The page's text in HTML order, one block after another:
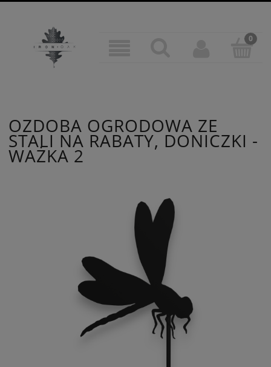
OZDOBA OGRODOWA ZE
STALI NA RABATY, DONICZKI -
WAŻKA 2